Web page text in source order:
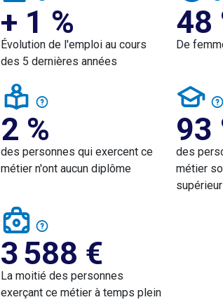
+ 1 %
Évolution de l'emploi au cours
des 5 dernières années
48
De
2 %
des personnes qui exercent ce
métier n'ont aucun diplôme
93
des
métier
supérieur
3 588 €
La moitié des personnes
exerçant ce métier à temps plein